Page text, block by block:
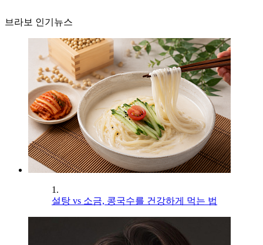
브라보 인기뉴스
1.
설탕 vs 소금, 콩국수를 건강하게 먹는 법